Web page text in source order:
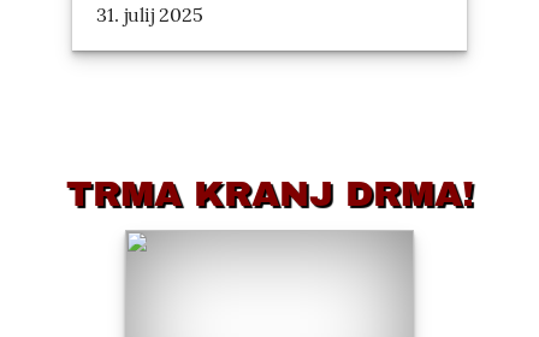
31. julij 2025
TRMA KRANJ DRMA!